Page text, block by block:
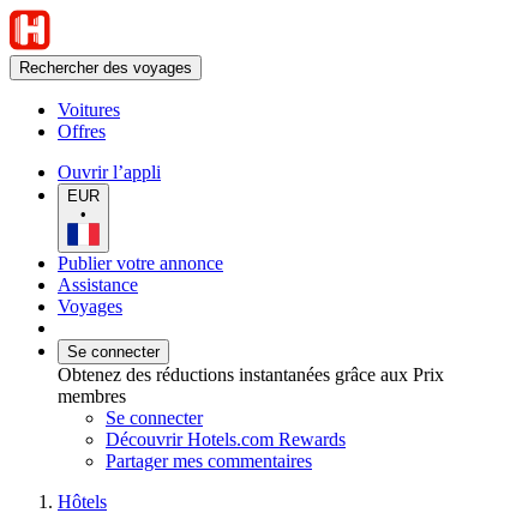
Rechercher des voyages
Voitures
Offres
Ouvrir l’appli
EUR
•
Publier votre annonce
Assistance
Voyages
Se connecter
Obtenez des réductions instantanées grâce aux Prix
membres
Se connecter
Découvrir Hotels.com Rewards
Partager mes commentaires
Hôtels